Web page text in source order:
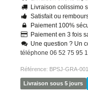
Livraison colissimo
Satisfait ou
Paiement 100%
Paiement en 3 fois
Une question ? Un
téléphone 06 52 75 95
Référence: BPSJ-GRA-001
Livraison sous 5 jours